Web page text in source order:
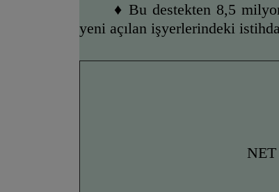
♦ Bu destekten 8,5
yeni açılan işyerlerindeki